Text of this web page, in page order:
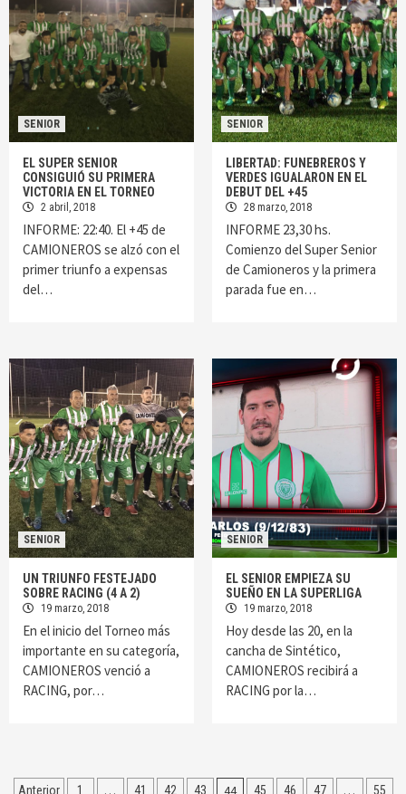
SENIOR
EL SUPER SENIOR
CONSIGUIÓ SU PRIMERA
VICTORIA EN EL TORNEO
2 abril, 2018
INFORME: 22:40. El +45 de
CAMIONEROS se alzó con el
primer triunfo a expensas
del…
SENIOR
LIBERTAD: FUNEBREROS Y
VERDES IGUALARON EN EL
DEBUT DEL +45
28 marzo, 2018
INFORME 23,30 hs.
Comienzo del Super Senior
de Camioneros y la primera
parada fue en…
SENIOR
UN TRIUNFO FESTEJADO
SOBRE RACING (4 A 2)
19 marzo, 2018
En el inicio del Torneo más
importante en su categoría,
CAMIONEROS venció a
RACING, por…
SENIOR
EL SENIOR EMPIEZA SU
SUEÑO EN LA SUPERLIGA
19 marzo, 2018
Hoy desde las 20, en la
cancha de Sintético,
CAMIONEROS recibirá a
RACING por la…
Anterior 1 … 41 42 43 44 45 46 47 … 55